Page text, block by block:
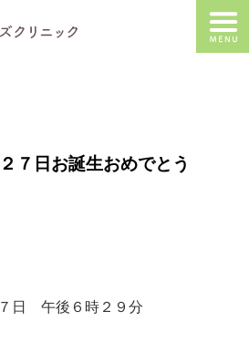
７日お誕生おめでとう
日 午後６時２９分